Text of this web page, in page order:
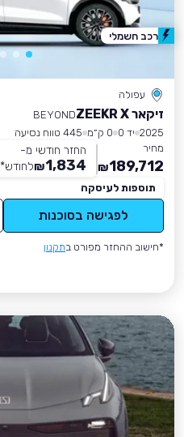
עפולה
זיקאר ZEEKR X
BEYOND
2025 יד 0 0 ק״מ
445 טווח נסיעה
מחיר
189,712
₪
החזר חודשי מ-
1,834
₪לחודש*
תוספות לעיסקה
לפגישה בסוכנות
*חישוב ההחזר מפורט בתקנון
רכב חשמלי